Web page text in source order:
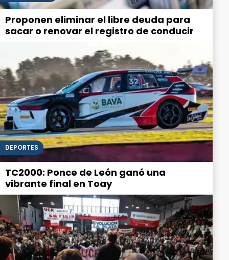
Proponen eliminar el libre deuda para
sacar o renovar el registro de conducir
DEPORTES
TC2000: Ponce de León ganó una
vibrante final en Toay